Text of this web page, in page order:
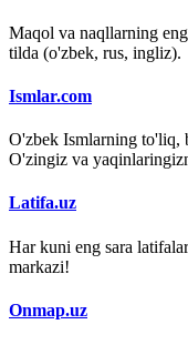
Maqol va naqllarning
tilda (o'zbek, rus, ingliz).
Ismlar.com
O'zbek Ismlarning to'liq,
O'zingiz va
Latifa.uz
Har kuni eng sara
markazi!
Onmap.uz